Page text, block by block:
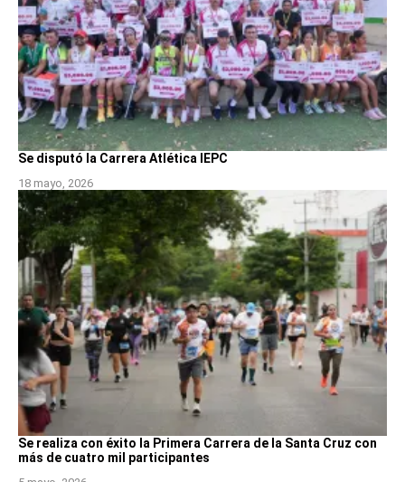
Se disputó la Carrera Atlética IEPC
18 mayo, 2026
Se realiza con éxito la Primera Carrera de la Santa Cruz con
más de cuatro mil participantes